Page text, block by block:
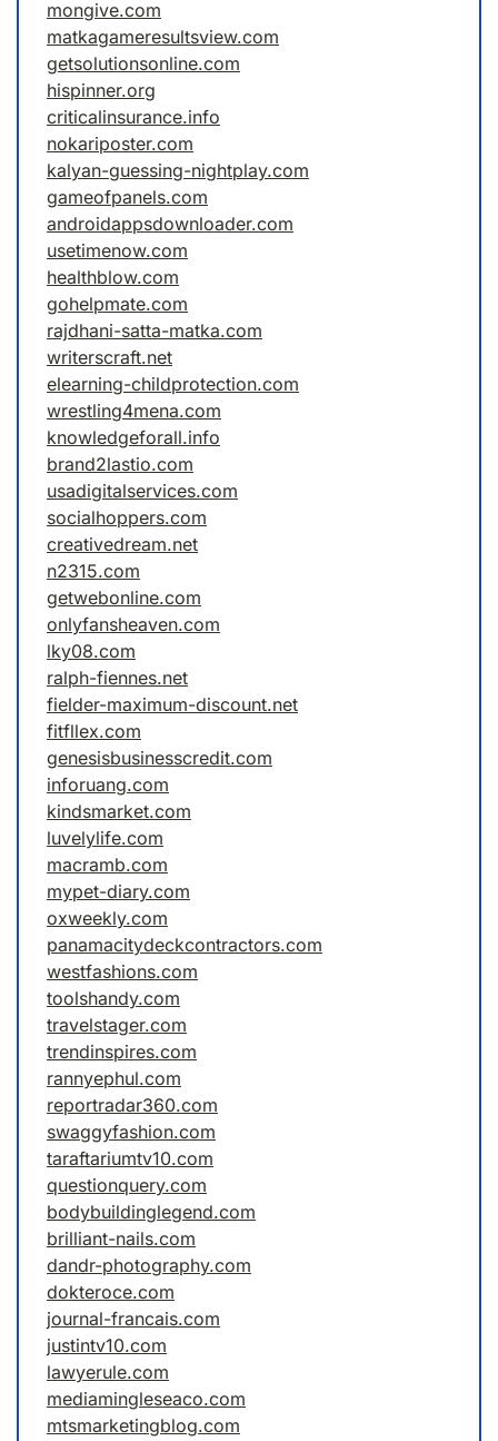
mongive.com
matkagameresultsview.com
getsolutionsonline.com
hispinner.org
criticalinsurance.info
nokariposter.com
kalyan-guessing-nightplay.com
gameofpanels.com
androidappsdownloader.com
usetimenow.com
healthblow.com
gohelpmate.com
rajdhani-satta-matka.com
writerscraft.net
elearning-childprotection.com
wrestling4mena.com
knowledgeforall.info
brand2lastio.com
usadigitalservices.com
socialhoppers.com
creativedream.net
n2315.com
getwebonline.com
onlyfansheaven.com
lky08.com
ralph-fiennes.net
fielder-maximum-discount.net
fitfllex.com
genesisbusinesscredit.com
inforuang.com
kindsmarket.com
luvelylife.com
macramb.com
mypet-diary.com
oxweekly.com
panamacitydeckcontractors.com
westfashions.com
toolshandy.com
travelstager.com
trendinspires.com
rannyephul.com
reportradar360.com
swaggyfashion.com
taraftariumtv10.com
questionquery.com
bodybuildinglegend.com
brilliant-nails.com
dandr-photography.com
dokteroce.com
journal-francais.com
justintv10.com
lawyerule.com
mediamingleseaco.com
mtsmarketingblog.com